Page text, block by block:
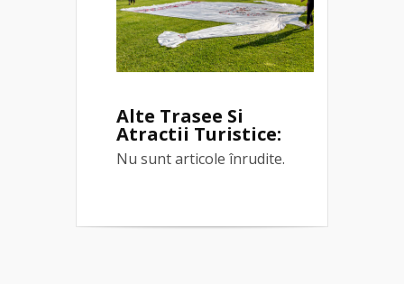
Alte Trasee Si
Atractii Turistice:
Nu sunt articole înrudite.